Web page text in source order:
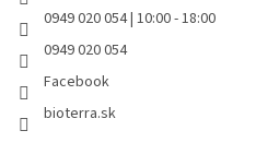
0949 020 054 | 10:00 - 18:00
0949 020 054
Facebook
bioterra.sk